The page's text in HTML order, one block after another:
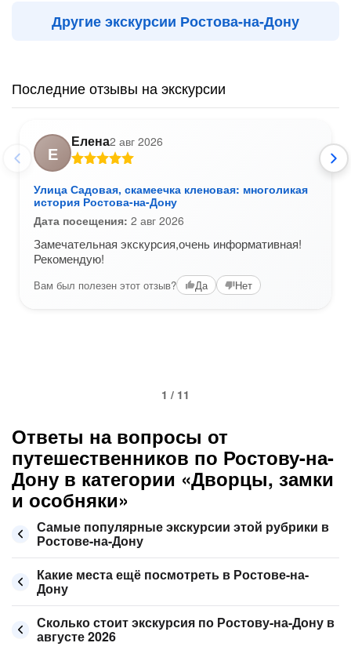
Другие экскурсии Ростова-на-Дону
Последние отзывы на экскурсии
Е
Елена2 авг 2026
Улица Садовая, скамеечка кленовая: многоликая
история Ростова-на-Дону
Дата посещения: 2 авг 2026
Замечательная экскурсия,очень информативная!
Рекомендую!
Вам был полезен этот отзыв? Да Нет
1 / 11
Ответы на вопросы от
путешественников по Ростову-на-
Дону в категории «Дворцы, замки
и особняки»
Самые популярные экскурсии этой рубрики в
Ростове-на-Дону
Какие места ещё посмотреть в Ростове-на-
Дону
Сколько стоит экскурсия по Ростову-на-Дону в
августе 2026